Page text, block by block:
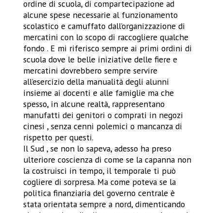
ordine di scuola, di compartecipazione ad
alcune spese necessarie al funzionamento
scolastico e camuffato dall’organizzazione di
mercatini con lo scopo di raccogliere qualche
fondo . E mi riferisco sempre ai primi ordini di
scuola dove le belle iniziative delle fiere e
mercatini dovrebbero sempre servire
all’esercizio della manualità degli alunni
insieme ai docenti e alle famiglie ma che
spesso, in alcune realtà, rappresentano
manufatti dei genitori o comprati in negozi
cinesi , senza cenni polemici o mancanza di
rispetto per questi.
Il Sud , se non lo sapeva, adesso ha preso
ulteriore coscienza di come se la capanna non
la costruisci in tempo, il temporale ti può
cogliere di sorpresa. Ma come poteva se la
politica finanziaria del governo centrale è
stata orientata sempre a nord, dimenticando